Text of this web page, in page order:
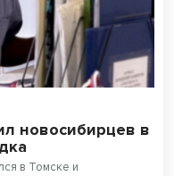
новосибирцев в
в Томске и